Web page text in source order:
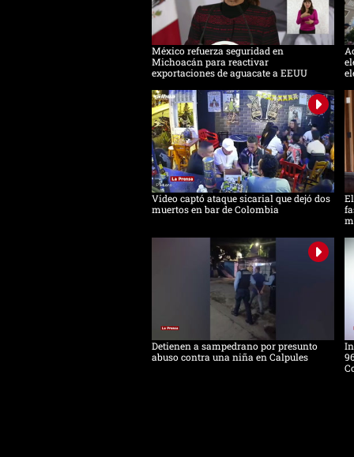
México refuerza seguridad en
Michoacán para reactivar
exportaciones de aguacate a EEUU
Video captó ataque sicarial que dejó dos
muertos en bar de Colombia
Detienen a sampedrano por presunto
abuso contra una niña en Calpules